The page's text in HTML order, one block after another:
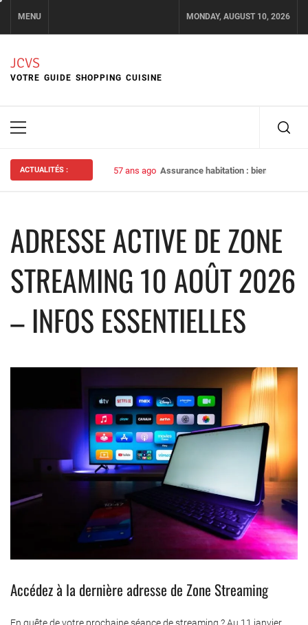
content
MENU MONDAY, AUGUST 10, 2026
JCVS
VOTRE GUIDE SHOPPING CUISINE
Primary
ACTUALITÉS : 57 ans ago Assurance habitation : bien choisir
ADRESSE ACTIVE DE ZONE
STREAMING 10 AOÛT 2026
– INFOS ESSENTIELLES
Accédez à la dernière adresse de Zone Streaming
En quête de votre prochaine séance de streaming ? Au 11 janvier